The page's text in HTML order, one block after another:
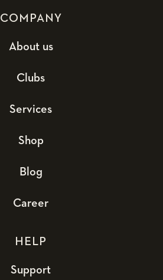
COMPANY
About us
Clubs
Services
Shop
Blog
Career
HELP
Support